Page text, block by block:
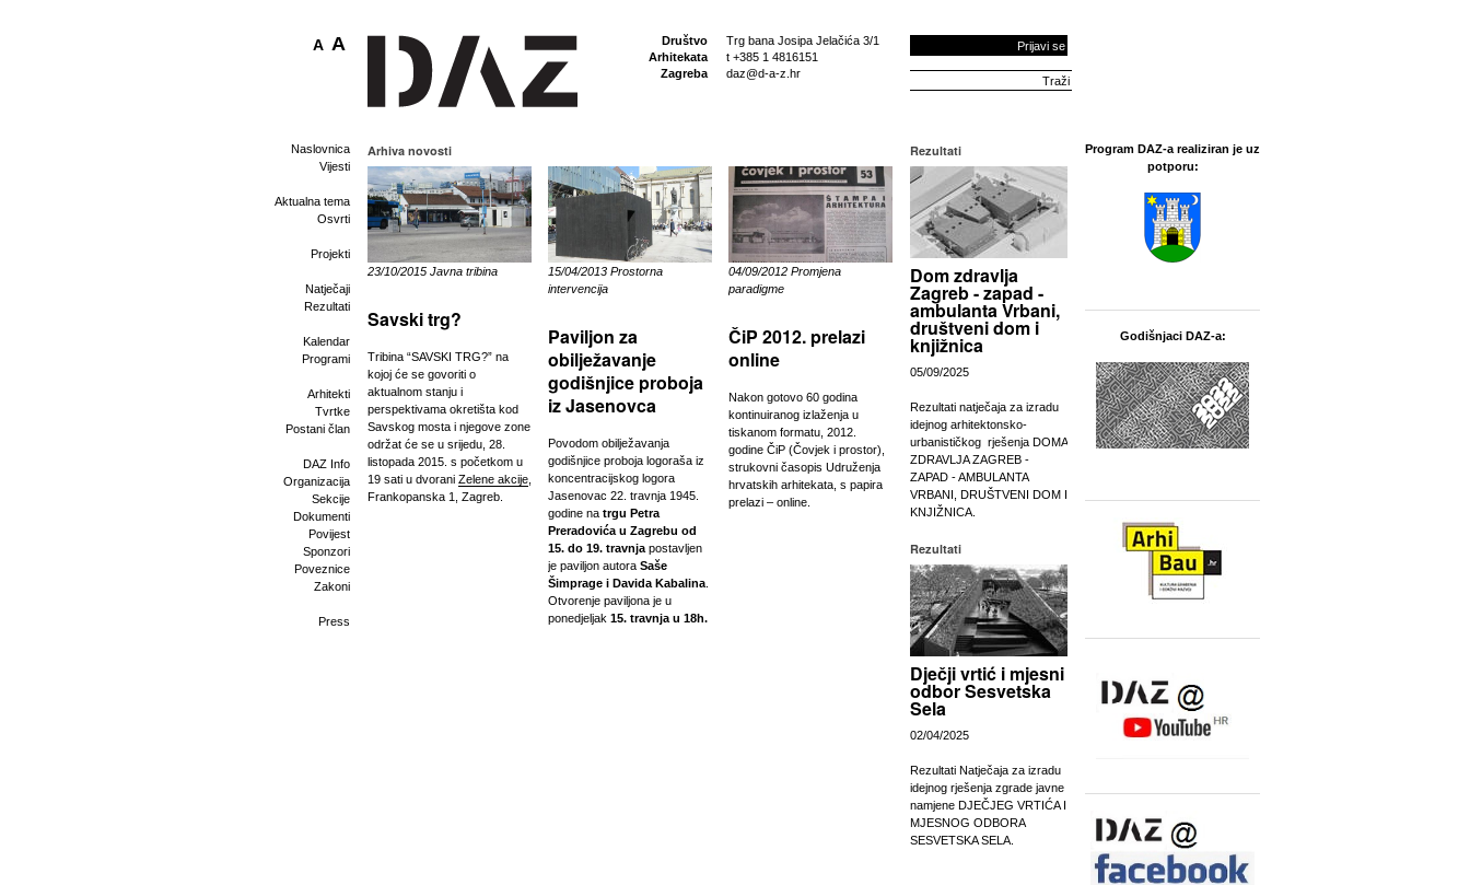
Društvo
Arhitekata
Zagreba
Trg bana Josipa Jelačića 3/1
t +385 1 4816151
daz@d-a-z.hr
Prijavi se
A A
Naslovnica
Vijesti
Aktualna tema
Osvrti
Projekti
Natječaji
Rezultati
Kalendar
Programi
Arhitekti
Tvrtke
Postani član
DAZ Info
Organizacija
Sekcije
Dokumenti
Povijest
Sponzori
Poveznice
Zakoni
Press
Arhiva novosti
23/10/2015 Javna tribina
Savski trg?
Tribina “SAVSKI TRG?” na
kojoj će se govoriti o
aktualnom stanju i
perspektivama okretišta kod
Savskog mosta i njegove zone
održat će se u srijedu, 28.
listopada 2015. s početkom u
19 sati u dvorani Zelene akcije
Frankopanska 1, Zagreb.
15/04/2013 Prostorna
intervencija
Paviljon za
obilježavanje
godišnjice proboja
iz Jasenovca
Povodom obilježavanja
godišnjice proboja logoraša iz
koncentracijskog logora
Jasenovac 22. travnja 1945.
godine na trgu Petra
Preradovića u Zagrebu od
15. do 19. travnja postavljen
je paviljon autora Saše
Šimprage i Davida Kabalina
Otvorenje paviljona je u
ponedjeljak 15. travnja u 18h.
04/09/2012 Promjena
paradigme
ČiP 2012. prelazi
online
Nakon gotovo 60 godina
kontinuiranog izlaženja u
tiskanom formatu, 2012.
godine ČiP (Čovjek i prostor),
strukovni časopis Udruženja
hrvatskih arhitekata, s papira
prelazi – online.
Rezultati
Dom zdravlja
Zagreb - zapad -
ambulanta Vrbani,
društveni dom i
knjižnica
05/09/2025
Rezultati natječaja za izradu
idejnog arhitektonsko-
urbanističkog rješenja DOMA
ZDRAVLJA ZAGREB -
ZAPAD - AMBULANTA
VRBANI, DRUŠTVENI DOM I
KNJIŽNICA.
Rezultati
Dječji vrtić i mjesni
odbor Sesvetska
Sela
02/04/2025
Rezultati Natječaja za izradu
idejnog rješenja zgrade javne
namjene DJEČJEG VRTIĆA I
MJESNOG ODBORA
SESVETSKA SELA.
Program DAZ-a realiziran je uz
potporu:
Godišnjaci DAZ-a: